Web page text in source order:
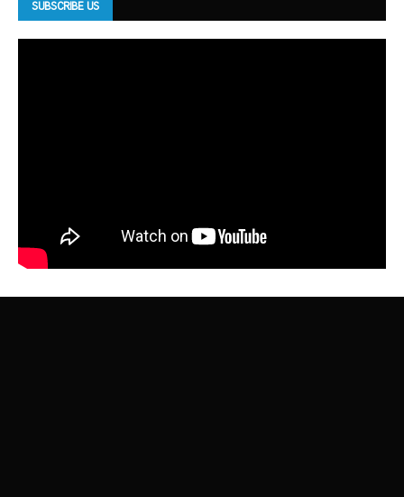
SUBSCRIBE US